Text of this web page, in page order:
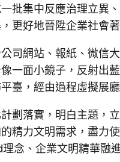
批集中反應治理立
更好地晉陞企業社會
司網站、報紙、微信
一面小鏡子，反射出
臺，經由過程虛擬展
劃落實，明白主題，
精力文明需求，盡力
念、企業文明精華融